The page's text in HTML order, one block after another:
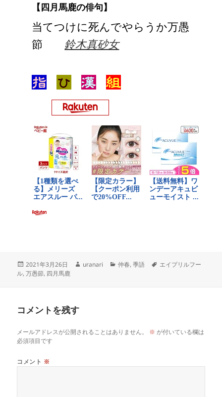
【四月馬鹿の俳句】
当てつけに死んでやらうか万愚
節 鈴木真砂女
投
稿
2021年3月26日
作
uranari
カ
仲春,季語
タ
エイプリルフー
ル,万愚節, 四月馬鹿
コメントを残す
メールアドレスが公開されることはありません。 ※ が付いている欄は
必須項目です
コメント ※